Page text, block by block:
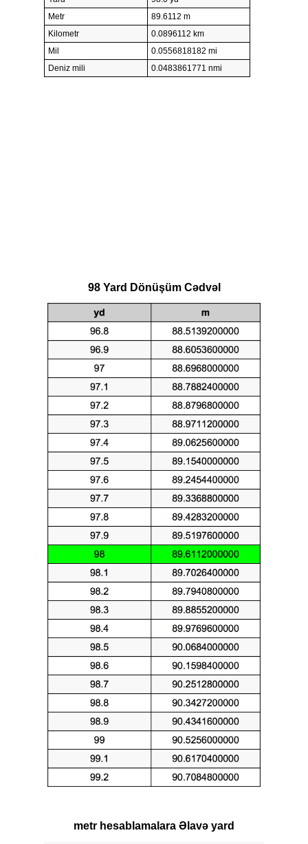
Metr
89.6112 m
Kilometr
0.0896112 km
Mil
0.0556818182 mi
Deniz mili
0.0483861771 nmi
98 Yard Dönüşüm Cədvəl
metr hesablamalara Əlavə yard